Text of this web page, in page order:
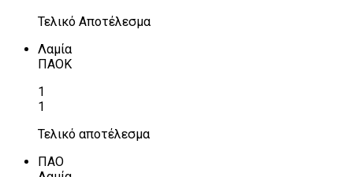
Τελικό Αποτέλεσμα
Λαμία
ΠΑΟΚ
1
1
Τελικό αποτέλεσμα
ΠΑΟ